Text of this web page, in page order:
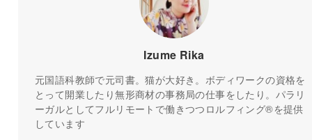
Izume Rika
元国語科教師で元司書。猫が大好き。ボディワークの資格を
とって開業したり無形商材の事務局の仕事をしたり。パラリ
ーガルとしてフルリモートで働きつつロルフィング®️を提供
しています